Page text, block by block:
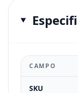
CAMPO
SKU